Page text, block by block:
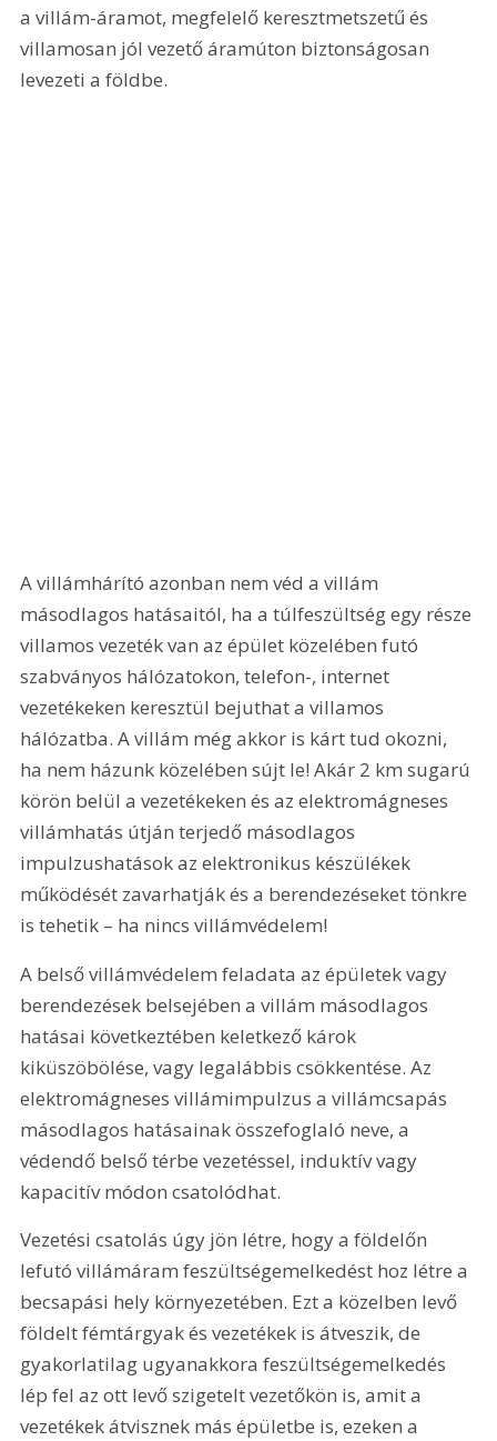
a villám-áramot, megfelelő keresztmetszetű és
villamosan jól vezető áramúton biztonságosan
levezeti a földbe.
A villámhárító azonban nem véd a villám
másodlagos hatásaitól, ha a túlfeszültség egy része
villamos vezeték van az épület közelében futó
szabványos háló­zatokon, telefon-, internet
vezetékeken keresztül bejuthat a villamos
hálózatba. A villám még akkor is kárt tud okozni,
ha nem házunk közelében sújt le! Akár 2 km sugarú
körön belül a vezetékeken és az elektromágneses
villámhatás útján terjedő másodlagos
impulzushatások az elektronikus készülékek
működését zavarhatják és a berendezéseket tönkre
is tehetik – ha nincs villámvédelem!
A belső villámvédelem feladata az épületek vagy
berendezések belsejében a villám másodlagos
hatásai következtében keletkező károk
kiküszöbölése, vagy legalábbis csökkentése. Az
elektromágneses villámimpulzus a villámcsapás
másodlagos hatásainak összefoglaló neve, a
védendő belső térbe vezetéssel, induktív vagy
kapacitív módon csatolódhat.
Vezetési csatolás úgy jön létre, hogy a földelőn
lefutó villámáram feszültségemelkedést hoz létre a
becsapási hely környezetében. Ezt a közelben levő
földelt fémtárgyak és vezetékek is átveszik, de
gyakorlatilag ugyanakkora feszültségemelkedés
lép fel az ott levő szigetelt vezetőkön is, amit a
vezetékek átvisznek más épületbe is, ezeken a